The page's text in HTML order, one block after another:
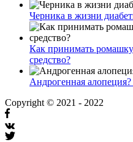
Черника в жизни
Как принимать
средство?
Андрогенная
Copyright © 2021 - 2022